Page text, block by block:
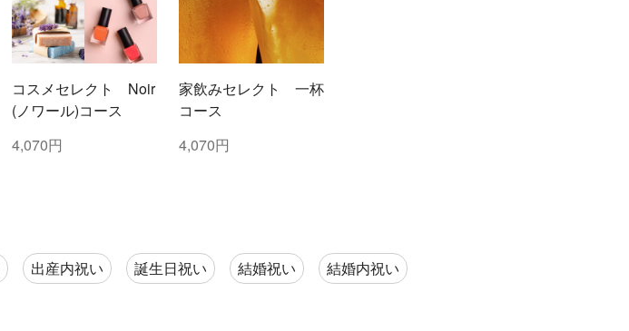
コスメセレクト Noir
(ノワール)コース
4,070円
家飲みセレクト 一杯
コース
4,070円
出産内祝い 誕生日祝い 結婚祝い 結婚内祝い